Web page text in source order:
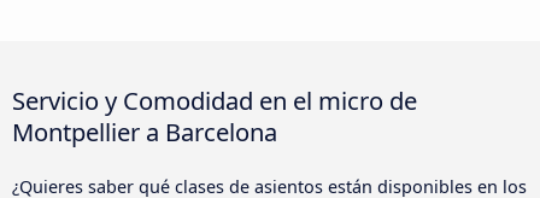
Servicio y Comodidad en el micro de
Montpellier a Barcelona
¿Quieres saber qué clases de asientos están disponibles en los